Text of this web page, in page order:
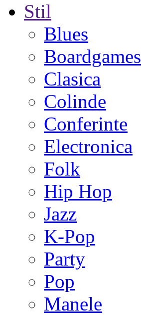
Stil
Blues
Boardgames
Clasica
Colinde
Conferinte
Electronica
Folk
Hip Hop
Jazz
K-Pop
Party
Pop
Manele